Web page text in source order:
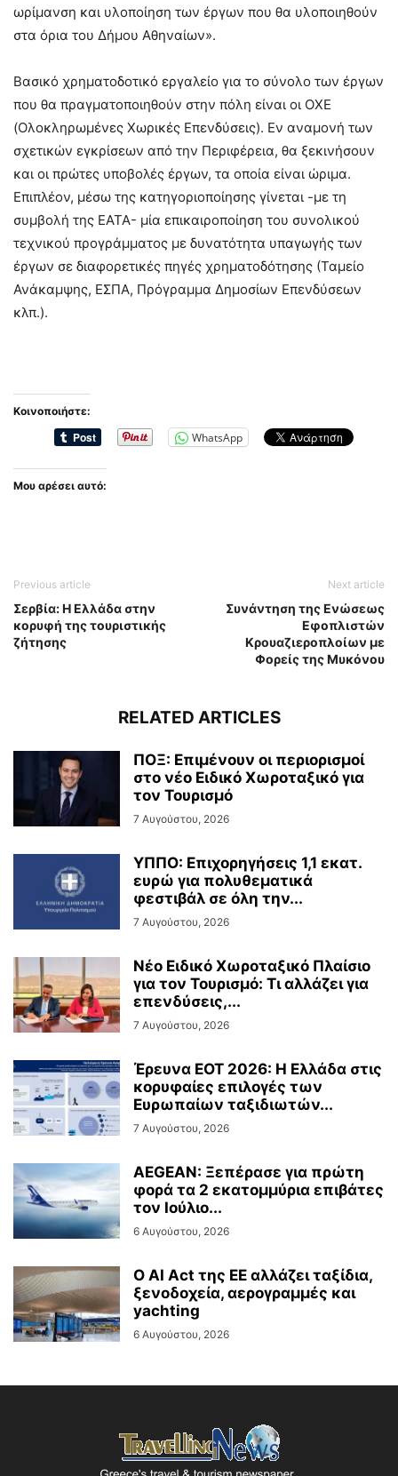
ωρίμανση και υλοποίηση των έργων που θα υλοποιηθούν
στα όρια του Δήμου Αθηναίων».
Βασικό χρηματοδοτικό εργαλείο για το σύνολο των έργων
που θα πραγματοποιηθούν στην πόλη είναι οι ΟΧΕ
(Ολοκληρωμένες Χωρικές Επενδύσεις). Εν αναμονή των
σχετικών εγκρίσεων από την Περιφέρεια, θα ξεκινήσουν
και οι πρώτες υποβολές έργων, τα οποία είναι ώριμα.
Επιπλέον, μέσω της κατηγοριοποίησης γίνεται -με τη
συμβολή της ΕΑΤΑ- μία επικαιροποίηση του συνολικού
τεχνικού προγράμματος με δυνατότητα υπαγωγής των
έργων σε διαφορετικές πηγές χρηματοδότησης (Ταμείο
Ανάκαμψης, ΕΣΠΑ, Πρόγραμμα Δημοσίων Επενδύσεων
κλπ.).
Κοινοποιήστε:
WhatsApp
Μου αρέσει αυτό:
Previous article
Σερβία: Η Ελλάδα στην
κορυφή της τουριστικής
ζήτησης
Next article
Συνάντηση της Ενώσεως
Εφοπλιστών
Κρουαζιεροπλοίων με
Φορείς της Μυκόνου
RELATED ARTICLES
ΠΟΞ: Επιμένουν οι περιορισμοί
στο νέο Ειδικό Χωροταξικό για
τον Τουρισμό
7 Αυγούστου, 2026
ΥΠΠΟ: Επιχορηγήσεις 1,1 εκατ.
ευρώ για πολυθεματικά
φεστιβάλ σε όλη την...
7 Αυγούστου, 2026
Νέο Ειδικό Χωροταξικό Πλαίσιο
για τον Τουρισμό: Τι αλλάζει για
επενδύσεις,...
7 Αυγούστου, 2026
Έρευνα ΕΟΤ 2026: Η Ελλάδα στις
κορυφαίες επιλογές των
Ευρωπαίων ταξιδιωτών...
7 Αυγούστου, 2026
AEGEAN: Ξεπέρασε για πρώτη
φορά τα 2 εκατομμύρια επιβάτες
τον Ιούλιο...
6 Αυγούστου, 2026
Ο AI Act της ΕΕ αλλάζει ταξίδια,
ξενοδοχεία, αερογραμμές και
yachting
6 Αυγούστου, 2026